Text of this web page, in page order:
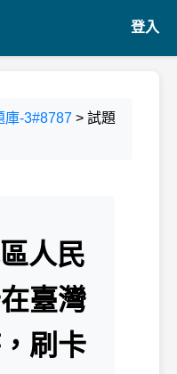
登入
庫-3#8787 > 試題
人民
臺灣
刷卡